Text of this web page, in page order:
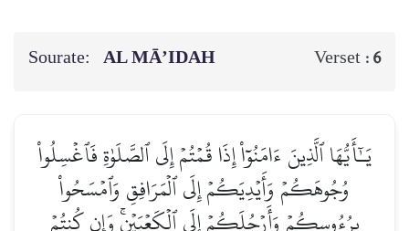
Sourate: AL MĀ’IDAH Verset : 6
يَـٰٓأَيُّهَا ٱلَّذِينَ ءَامَنُوٓاْ إِذَا قُمۡتُمۡ إِلَى ٱلصَّلَوٰةِ فَٱغۡسِلُواْ
وُجُوهَكُمۡ وَأَيۡدِيَكُمۡ إِلَى ٱلۡمَرَافِقِ وَٱمۡسَحُواْ
بِرُءُوسِكُمۡ وَأَرۡجُلَكُمۡ إِلَى ٱلۡكَعۡبَيۡنِۚ وَإِن كُنتُمۡ